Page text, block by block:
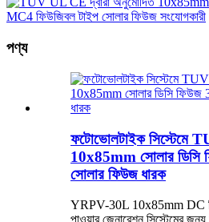
পণ্য
ফটোভোলটাইক সিস্টেমে
10x85mm সোলার
সোলার ফিউজ ধারক
YRPV-30L 10x85mm DC